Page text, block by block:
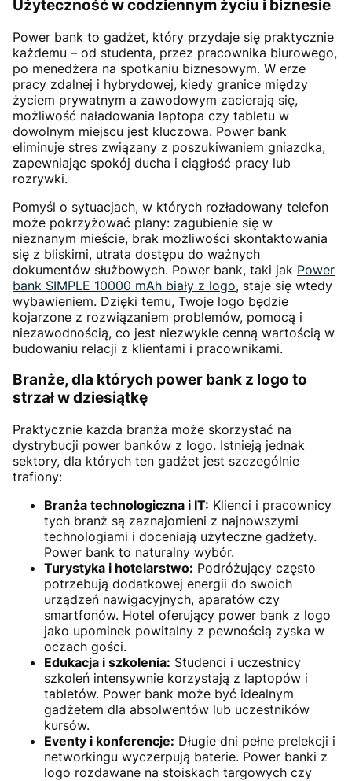
Użyteczność w codziennym życiu i biznesie
Power bank to gadżet, który przydaje się praktycznie
każdemu – od studenta, przez pracownika biurowego,
po menedżera na spotkaniu biznesowym. W erze
pracy zdalnej i hybrydowej, kiedy granice między
życiem prywatnym a zawodowym zacierają się,
możliwość naładowania laptopa czy tabletu w
dowolnym miejscu jest kluczowa. Power bank
eliminuje stres związany z poszukiwaniem gniazdka,
zapewniając spokój ducha i ciągłość pracy lub
rozrywki.
Pomyśl o sytuacjach, w których rozładowany telefon
może pokrzyżować plany: zagubienie się w
nieznanym mieście, brak możliwości skontaktowania
się z bliskimi, utrata dostępu do ważnych
dokumentów służbowych. Power bank, taki jak Power
bank SIMPLE 10000 mAh biały z logo, staje się wtedy
wybawieniem. Dzięki temu, Twoje logo będzie
kojarzone z rozwiązaniem problemów, pomocą i
niezawodnością, co jest niezwykle cenną wartością w
budowaniu relacji z klientami i pracownikami.
Branże, dla których power bank z logo to
strzał w dziesiątkę
Praktycznie każda branża może skorzystać na
dystrybucji power banków z logo. Istnieją jednak
sektory, dla których ten gadżet jest szczególnie
trafiony:
Branża technologiczna i IT: Klienci i pracownicy
tych branż są zaznajomieni z najnowszymi
technologiami i doceniają użyteczne gadżety.
Power bank to naturalny wybór.
Turystyka i hotelarstwo: Podróżujący często
potrzebują dodatkowej energii do swoich
urządzeń nawigacyjnych, aparatów czy
smartfonów. Hotel oferujący power bank z logo
jako upominek powitalny z pewnością zyska w
oczach gości.
Edukacja i szkolenia: Studenci i uczestnicy
szkoleń intensywnie korzystają z laptopów i
tabletów. Power bank może być idealnym
gadżetem dla absolwentów lub uczestników
kursów.
Eventy i konferencje: Długie dni pełne prelekcji i
networkingu wyczerpują baterie. Power banki z
logo rozdawane na stoiskach targowych czy